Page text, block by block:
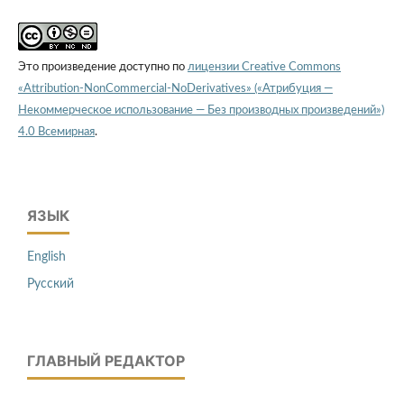
Это произведение доступно по лицензии Creative Commons
«Attribution-NonCommercial-NoDerivatives» («Атрибуция —
Некоммерческое использование — Без производных произведений»)
4.0 Всемирная.
ЯЗЫК
English
Русский
ГЛАВНЫЙ РЕДАКТОР